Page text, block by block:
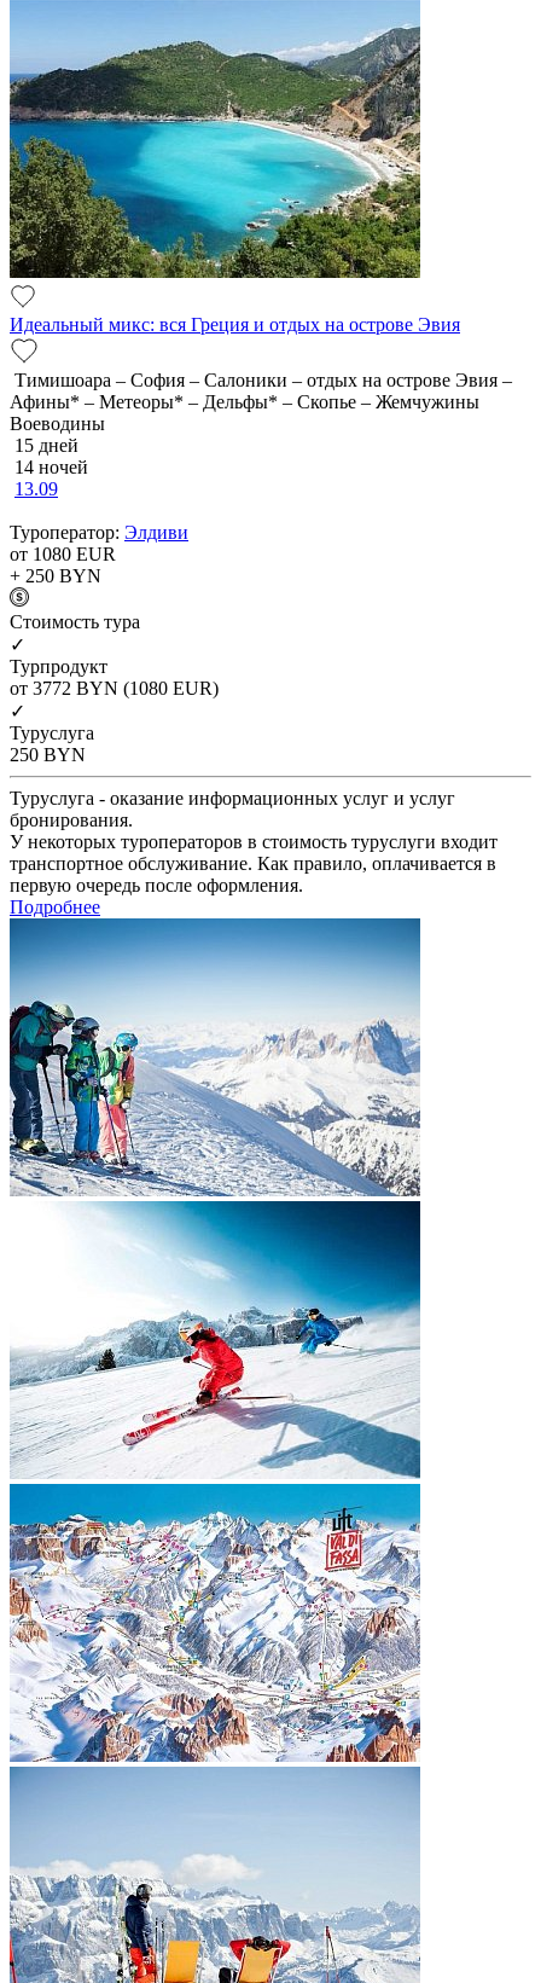
Идеальный микс: вся Греция и отдых на острове Эвия
Тимишоара – София – Салоники – отдых на острове Эвия –
Афины* – Метеоры* – Дельфы* – Скопье – Жемчужины
Воеводины
15 дней
14 ночей
13.09
Туроператор: Элдиви
от 1080 EUR
+ 250 BYN
Cтоимость тура
✓
Турпродукт
от 3772 BYN (1080 EUR)
✓
Туруслуга
250 BYN
Туруслуга - оказание информационных услуг и услуг
бронирования.
У некоторых туроператоров в стоимость туруслуги входит
транспортное обслуживание. Как правило, оплачивается в
первую очередь после оформления.
Подробнее